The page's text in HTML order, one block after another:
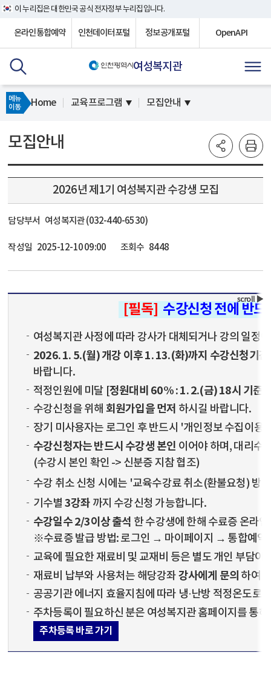
이 누리집은 대한민국 공식 전자정부 누리집입니다.
온라인통합예약 인천데이터포털 정보공개포털 OpenAPI
여성복지관
메뉴
이동
Home 교육프로그램 모집안내
모집안내
2026년 제1기 여성복지관 수강생 모집
담당부서 여성복지관 (032-440-6530)
작성일 2025-12-10 09:00 조회수 8448
[필독] 수강신청 전에 반
여성복지관 사정에 따라 강사가 대체되거나 강의 일정
2026. 1. 5.(월) 개강 이후 1. 13.(화)까지 수강신청기
바랍니다.
적정인원에 미달 [정원대비 60% : 1. 2.(금) 18시 기준]
수강신청을 위해 회원가입을 먼저 하시길 바랍니다.
장기 미사용자는 로그인 후 반드시 '개인정보 수집이용
수강신청자는 반드시 수강생 본인 이어야 하며, 대리수
(수강시 본인 확인 -> 신분증 지참 협조)
수강 취소 신청 시에는 '교육수강료 취소(환불요청) 방
기수별 3강좌 까지 수강신청 가능합니다.
수강일수 2/3이상 출석 한 수강생에 한해 수료증 온라
※수료증 발급 방법: 로그인 → 마이페이지 → 통합예
교육에 필요한 재료비 및 교재비 등은 별도 개인 부담이
재료비 납부와 사용처는 해당강좌강사에게 문의 하여
공공기관 에너지 효율지침에 따라 냉·난방 적정온도로
주차등록이 필요하신 분은 여성복지관 홈페이지를 통
주차등록 바로 가기